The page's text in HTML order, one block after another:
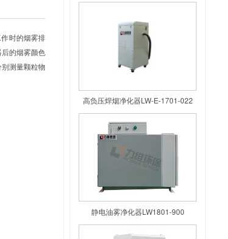
？
：在焊接过程中观察烟雾收集器工作时的烟雾排
雾颜色通常较深，如果经过收集器后的烟雾颜色
测仪器，在收集器入口和出口处分别测量颗粒物